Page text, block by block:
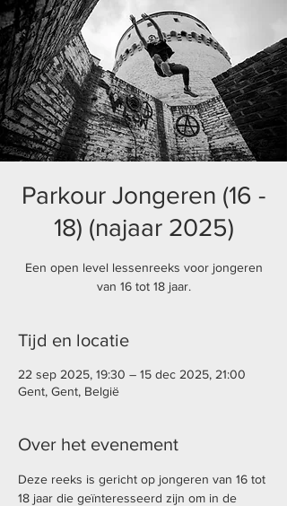
Parkour Jongeren (16 -
18) (najaar 2025)
Een open level lessenreeks voor jongeren
van 16 tot 18 jaar.
Tijd en locatie
22 sep 2025, 19:30 – 15 dec 2025, 21:00
Gent, Gent, België
Over het evenement
Deze reeks is gericht op jongeren van 16 tot
18 jaar die geïnteresseerd zijn om in de